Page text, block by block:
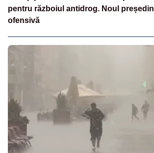
pentru războiul antidrog. Noul
ofensivă